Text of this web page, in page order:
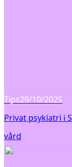
Tips29/10/2025
Privat psykiatri i
vård